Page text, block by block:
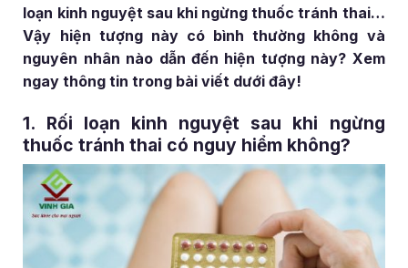
loạn kinh nguyệt sau khi ngừng thuốc tránh thai…
Vậy hiện tượng này có bình thường không và
nguyên nhân nào dẫn đến hiện tượng này? Xem
ngay thông tin trong bài viết dưới đây!
1. Rối loạn kinh nguyệt sau khi ngừng
thuốc tránh thai có nguy hiểm không?